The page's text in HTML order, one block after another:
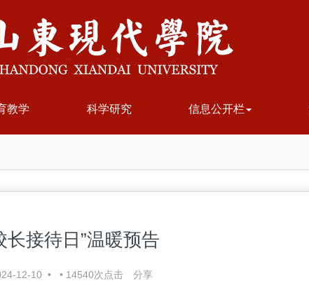
教学 科学研究 信息公开栏
长接待日”温暖预告
12-10 • • 14540次点击 分享